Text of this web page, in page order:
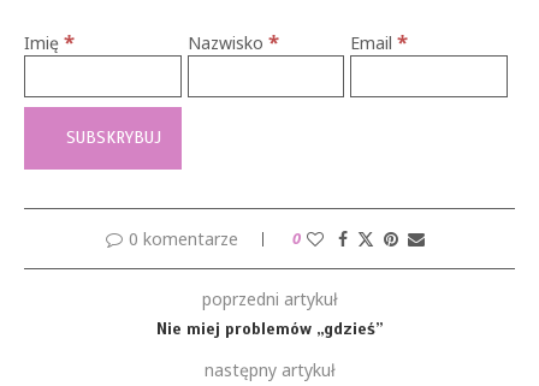
Imię * Nazwisko * Email*
0 komentarze 0
poprzedni artykuł
Nie miej problemów „gdzieś”
następny artykuł